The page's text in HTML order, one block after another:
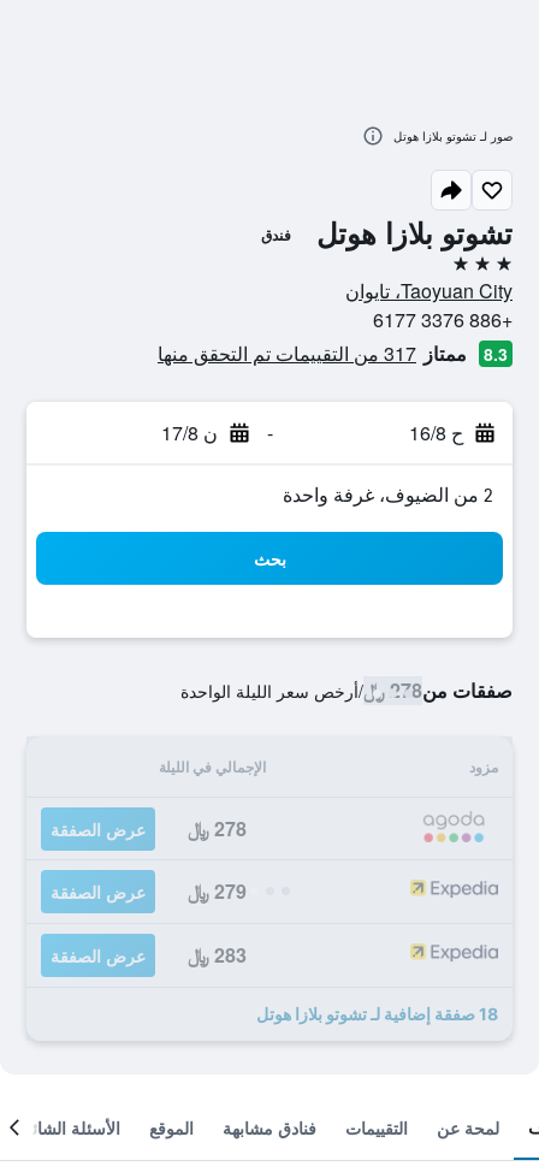
تشوتو بلازا هوتل فندق
3 نجوم
Taoyuan City، تايوان
+886 3376 6177
8.3 ممتاز 317 من التقييمات تم التحقق منها
ح 16/8 - ن 17/8
2 من الضيوف، غرفة واحدة
بحث
صفقات من278 ﷼ /أرخص سعر الليلة الواحدة
مزود الإجمالي في الليلة
278 ﷼ عرض الصفقة
279 ﷼ عرض الصفقة
283 ﷼ عرض الصفقة
18 صفقة إضافية لـ تشوتو بلازا هوتل
صور لـ تشوتو بلازا هوتل
لمحة عن التقييمات فنادق مشابهة الموقع الأسئلة الشائعة